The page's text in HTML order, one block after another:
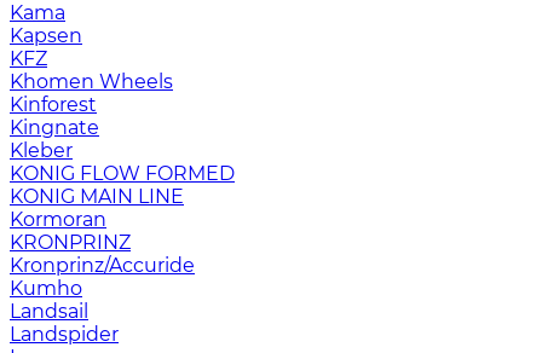
Kama
Kapsen
KFZ
Khomen Wheels
Kinforest
Kingnate
Kleber
KONIG FLOW FORMED
KONIG MAIN LINE
Kormoran
KRONPRINZ
Kronprinz/Accuride
Kumho
Landsail
Landspider